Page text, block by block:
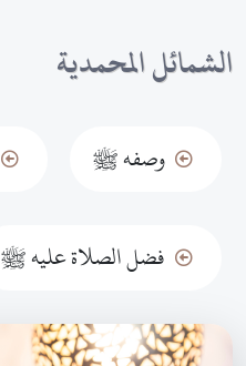
الشمائل المحمدية
وصفه ﷺ
فضل الصلاة عليه ﷺ